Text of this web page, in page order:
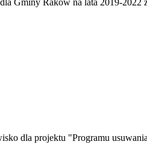
Gminy Raków na lata 2019-2022
dla projektu "Programu